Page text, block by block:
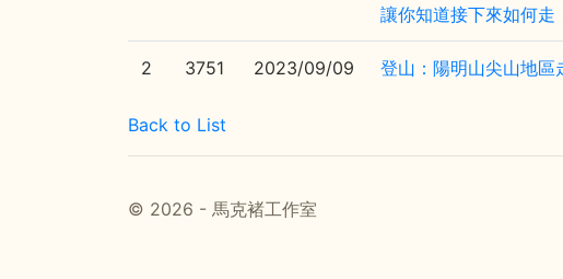
讓你知道接下來如何走
2 3751 2023/09/09 登山：陽明山尖山地區
Back to List
© 2026 - 馬克褚工作室